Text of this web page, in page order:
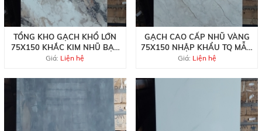
TỔNG KHO GẠCH KHỔ LỚN
75X150 KHẮC KIM NHŨ BẠC
TQ
Giá: Liện hệ
GẠCH CAO CẤP NHŨ VÀNG
75X150 NHẬP KHẨU TQ MẪU
MỚI
Giá: Liện hệ